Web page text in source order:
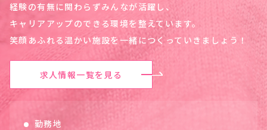
経験の有無に関わらずみんなが活躍し、
キャリアアップのできる環境を整えています。
笑顔あふれる温かい施設を一緒につくっていきましょう！
求人情報一覧を見る
勤務地